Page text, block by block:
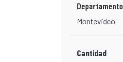
Departamento
Montevideo
Cantidad